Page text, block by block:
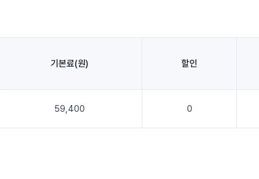
기본료(원) 할인
59,400 0